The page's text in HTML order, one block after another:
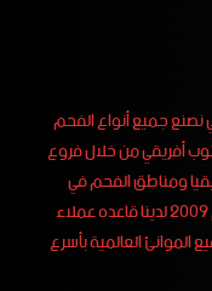
جميع أنواع الفحم
أفريقي من خلال فروع
ومناطق الفحم في
كولومبيا نعمل في مجال تصنيع الفحم منذ عام 2009 لدينا قاعده عملاء
العالمية بأسرع